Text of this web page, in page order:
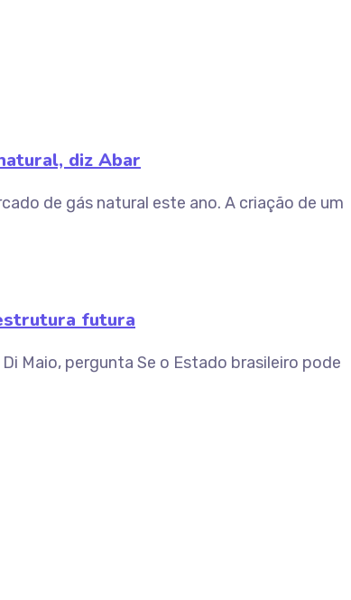
diz Abar
de gás natural este ano. A criação de um
futura
Maio, pergunta Se o Estado brasileiro pode